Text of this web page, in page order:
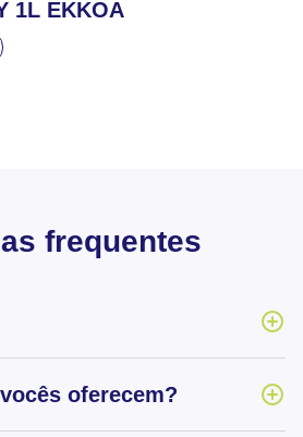
1L EKKOA
frequentes
oferecem?